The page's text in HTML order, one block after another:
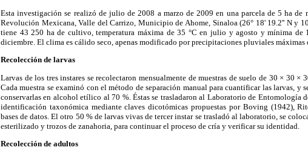
Esta investigación se realizó de julio de 2008 a marzo de 2009 en una parcela de 5 ha de
Revolución Mexicana, Valle del Carrizo, Municipio de Ahome, Sinaloa (26° 18' 19.2'' N y
tiene 43 250 ha de cultivo, temperatura máxima de 35 °C en julio y agosto y mínima de
diciembre. El clima es cálido seco, apenas modificado por precipitaciones pluviales máximas
Recolección de larvas
Larvas de los tres instares se recolectaron mensualmente de muestras de suelo de 30 × 30 ×
Cada muestra se examinó con el método de separación manual para cuantificar las larvas,
conservarlas en alcohol etílico al 70 %. Éstas se trasladaron al Laboratorio de Entomología
identificación taxonómica mediante claves dicotómicas propuestas por Boving (1942),
bases de datos. El otro 50 % de larvas vivas de tercer instar se trasladó al laboratorio, se
esterilizado y trozos de zanahoria, para continuar el proceso de cría y verificar su identidad.
Recolección de adultos